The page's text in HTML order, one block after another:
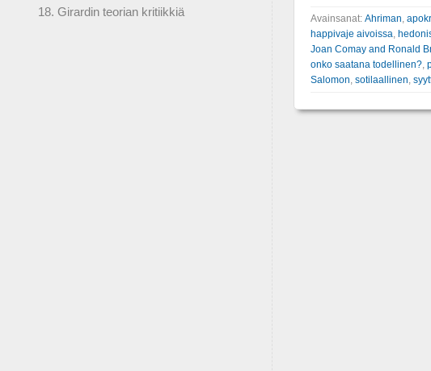
Avainsanat: Ahriman
happivaje aivoissa
Joan Comay and Ronald
onko saatana todellinen?,
Salomon sotilaallinen
18. Girardin teorian kritiikkiä